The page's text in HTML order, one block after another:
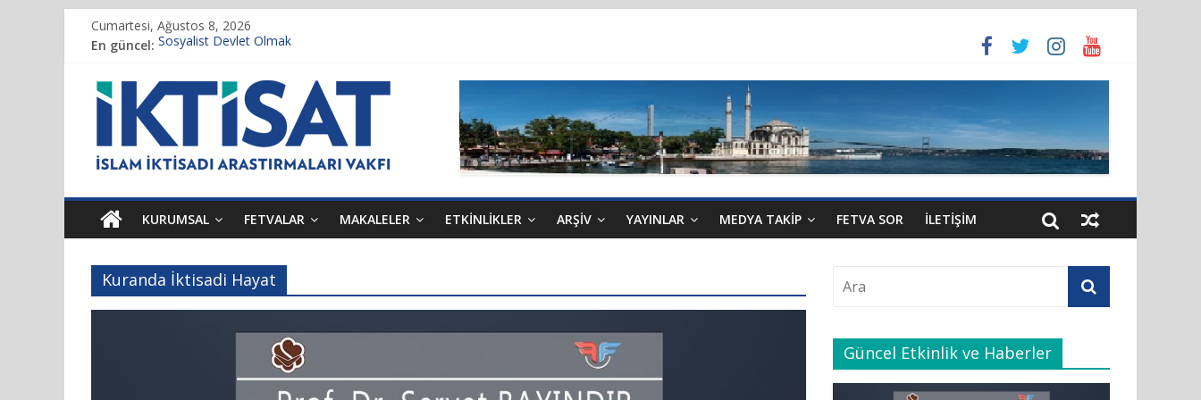
Cumartesi, Ağustos 8, 2026
En güncel: Sosyalist Devlet Olmak
Kur’an’da İktisadi Hayat
Finansı Yönetmek…
Tulumbanın Suyu
KURUMSAL FETVALAR MAKALELER ETKINLIKLER ARŞIV YAYINLAR MEDYA TAKIP FETVA SOR İLETIŞIM
Kuranda İktisadi Hayat
Güncel Etkinlik ve Haberler